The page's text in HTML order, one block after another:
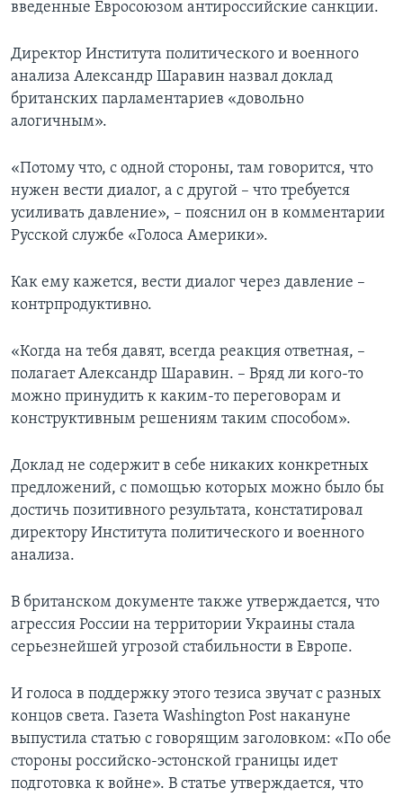
введенные Евросоюзом антироссийские санкции.
Директор Института политического и военного
анализа Александр Шаравин назвал доклад
британских парламентариев «довольно
алогичным».
«Потому что, с одной стороны, там говорится, что
нужен вести диалог, а с другой – что требуется
усиливать давление», – пояснил он в комментарии
Русской службе «Голоса Америки».
Как ему кажется, вести диалог через давление –
контрпродуктивно.
«Когда на тебя давят, всегда реакция ответная, –
полагает Александр Шаравин. – Вряд ли кого-то
можно принудить к каким-то переговорам и
конструктивным решениям таким способом».
Доклад не содержит в себе никаких конкретных
предложений, с помощью которых можно было бы
достичь позитивного результата, констатировал
директору Института политического и военного
анализа.
В британском документе также утверждается, что
агрессия России на территории Украины стала
серьезнейшей угрозой стабильности в Европе.
И голоса в поддержку этого тезиса звучат с разных
концов света. Газета Washington Post накануне
выпустила статью с говорящим заголовком: «По обе
стороны российско-эстонской границы идет
подготовка к войне». В статье утверждается, что